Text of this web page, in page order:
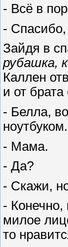
- Всё в
-
Зайдя в
рубашка,
Каллен
и от
- Белла,
ноутбуком.
- Мама.
- Да?
- Скажи,
-
милое
то